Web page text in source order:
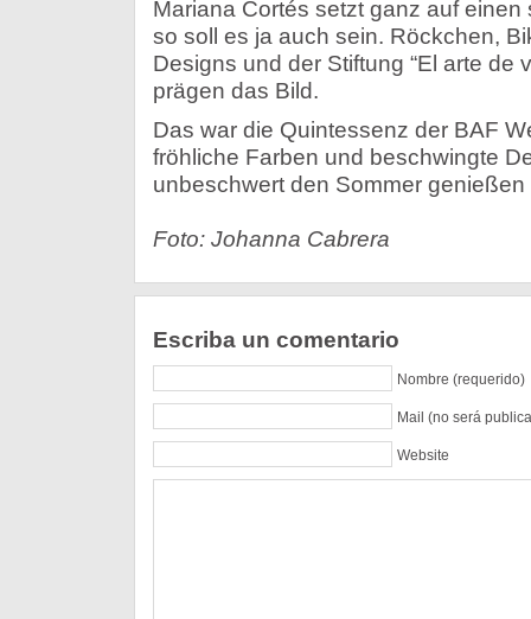
Mariana Cortés setzt ganz auf
so soll es ja auch sein. Röckchen,
Designs und der Stiftung “El arte de
prägen das Bild.
Das war die Quintessenz der BAF
fröhliche Farben und beschwingte
unbeschwert den Sommer genießen
Foto: Johanna Cabrera
Escriba un comentario
Nombre (requerido)
Mail (no será
Website